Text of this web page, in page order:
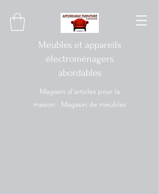
Meubles et appareils
électroménagers
abordables
Magasin d'articles pour la
maison · Magasin de meubles